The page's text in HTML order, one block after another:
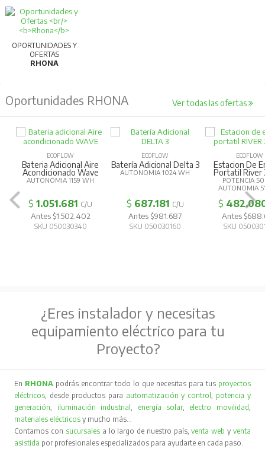
Dimensiones:
OPORTUNIDADES Y
OFERTAS
RHONA
Oportunidades RHONA Ver todas las ofertas
ECOFLOW
Bateria Adicional Aire
Acondicionado Wave
AUTONOMIA 1159 WH
$1.051.681 C/U
Antes $1.502.402
SKU 050030340
ECOFLOW
Batería Adicional Delta 3
AUTONOMIA 1024 WH
$ 687.181 C/U
Antes $981.687
SKU 050030160
ECOFLOW
Estacion De
Portatil River
POTENCIA
AUTONOMIA
$
Antes
SKU
¿Eres instalador y necesitas
equipamiento eléctrico para tu
Proyecto?
En RHONA podrás encontrar todo lo que necesitas para tus proyectos
eléctricos, desde productos para automatización y control, potencia y
generación, iluminación industrial, energía solar, electro movilidad,
materiales eléctricos y mucho más…
Contamos con sucursales a lo largo de nuestro país,venta web y venta
asistida por profesionales especializados para ayudarte en cada paso.